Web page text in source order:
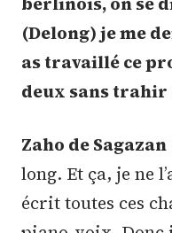
(Delong) je me
as travaillé ce
deux sans trahir
Zaho de Sagazan
long. Et ça, je ne
écrit toutes ces